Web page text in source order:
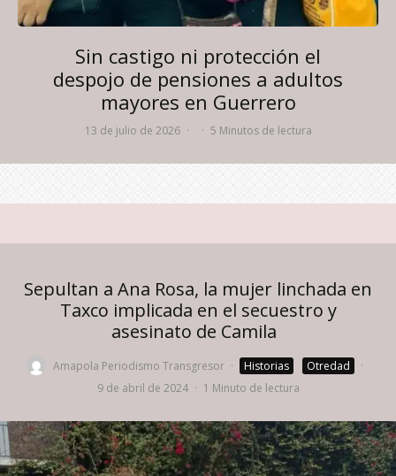
Sin castigo ni protección el
despojo de pensiones a adultos
mayores en Guerrero
13 de julio de 2026 · · 5 Minutos de lectura
Sepultan a Ana Rosa, la mujer linchada en
Taxco implicada en el secuestro y
asesinato de Camila
Amapola Periodismo Transgresor · Historias Otredad
·
9 de abril de 2024 · 1 Minuto de lectura